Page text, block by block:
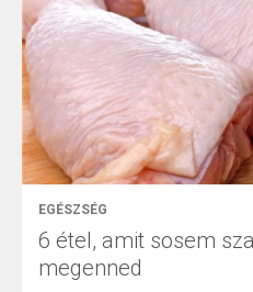
EGÉSZSÉG
6 étel, amit sosem
megenned